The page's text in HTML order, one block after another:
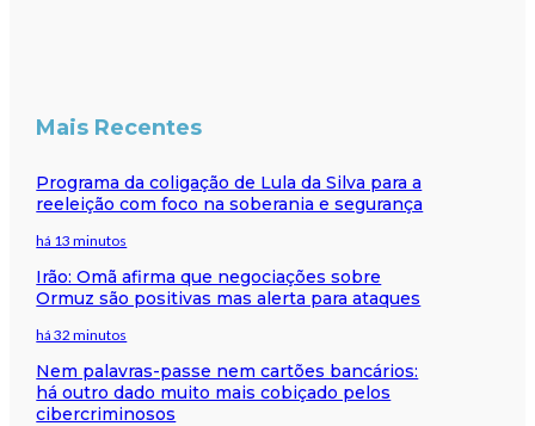
Mais Recentes
Programa da coligação de Lula da Silva para a
reeleição com foco na soberania e segurança
há 13 minutos
Irão: Omã afirma que negociações sobre
Ormuz são positivas mas alerta para ataques
há 32 minutos
Nem palavras-passe nem cartões bancários:
há outro dado muito mais cobiçado pelos
cibercriminosos